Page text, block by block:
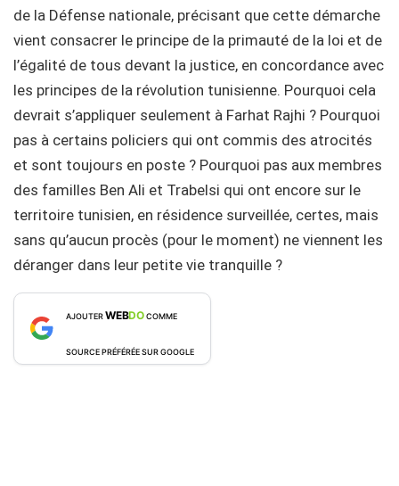
de la Défense nationale, précisant que cette démarche
vient consacrer le principe de la primauté de la loi et de
l’égalité de tous devant la justice, en concordance avec
les principes de la révolution tunisienne. Pourquoi cela
devrait s’appliquer seulement à Farhat Rajhi ? Pourquoi
pas à certains policiers qui ont commis des atrocités
et sont toujours en poste ? Pourquoi pas aux membres
des familles Ben Ali et Trabelsi qui ont encore sur le
territoire tunisien, en résidence surveillée, certes, mais
sans qu’aucun procès (pour le moment) ne viennent les
déranger dans leur petite vie tranquille ?
AJOUTERWEBDOCOMME
SOURCE PRÉFÉRÉE SUR GOOGLE